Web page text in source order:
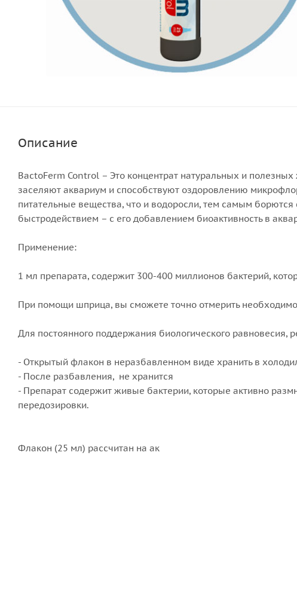
Описание
BactoFerm Control – Это концентрат натуральных и
заселяют аквариум и способствуют оздоровлению
питательные вещества, что и водоросли, тем самым
быстродействием – с его добавлением биоактивность в
Применение:
1 мл препарата, содержит 300-400 миллионов бактерий,
При помощи шприца, вы сможете точно отмерить
Для постоянного поддержания биологического равновесия,
- Открытый флакон в неразбавленном виде хранить в
- После разбавления, не хранится
- Препарат содержит живые бактерии, которые активно
передозировки.
Флакон (25 мл) рассчитан на ак